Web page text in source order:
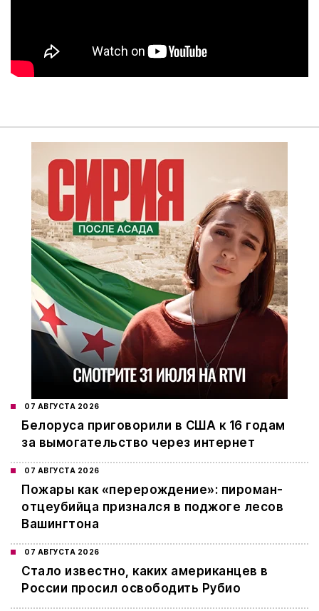
07 АВГУСТА 2026
Белоруса приговорили в США к 16 годам
за вымогательство через интернет
07 АВГУСТА 2026
Пожары как «перерождение»: пироман-
отцеубийца признался в поджоге лесов
Вашингтона
07 АВГУСТА 2026
Стало известно, каких американцев в
России просил освободить Рубио